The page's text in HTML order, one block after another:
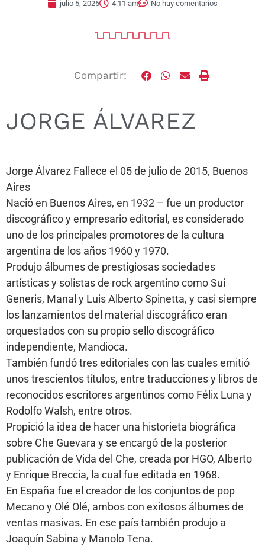
julio 5, 2026 4:11 am No hay comentarios
Compartir:
JORGE ÁLVAREZ
Jorge Álvarez Fallece el 05 de julio de 2015, Buenos
Aires
Nació en Buenos Aires, en 1932 – fue un productor
discográfico y empresario editorial, es considerado
uno de los principales promotores de la cultura
argentina de los años 1960 y 1970.
Produjo álbumes de prestigiosas sociedades
artísticas y solistas de rock argentino como Sui
Generis, Manal y Luis Alberto Spinetta, y casi siempre
los lanzamientos del material discográfico eran
orquestados con su propio sello discográfico
independiente, Mandioca.
También fundó tres editoriales con las cuales emitió
unos trescientos títulos, entre traducciones y libros de
reconocidos escritores argentinos como Félix Luna y
Rodolfo Walsh, entre otros.
Propició la idea de hacer una historieta biográfica
sobre Che Guevara y se encargó de la posterior
publicación de Vida del Che, creada por HGO, Alberto
y Enrique Breccia, la cual fue editada en 1968.
En España fue el creador de los conjuntos de pop
Mecano y Olé Olé, ambos con exitosos álbumes de
ventas masivas. En ese país también produjo a
Joaquín Sabina y Manolo Tena.